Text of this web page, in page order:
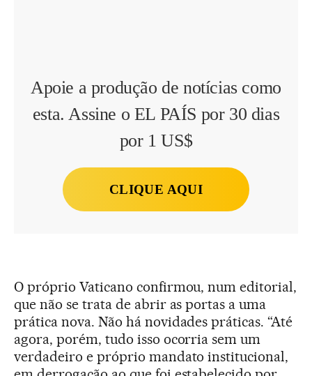
Apoie a produção de notícias como
esta. Assine o EL PAÍS por 30 dias
por 1 US$
CLIQUE AQUI
O próprio Vaticano confirmou, num editorial,
que não se trata de abrir as portas a uma
prática nova. Não há novidades práticas. “Até
agora, porém, tudo isso ocorria sem um
verdadeiro e próprio mandato institucional,